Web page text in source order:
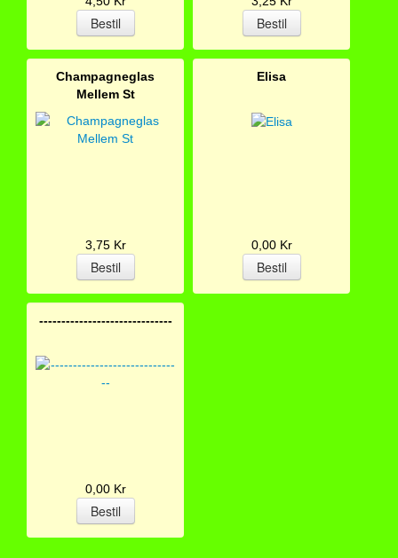
Champagneglas
Mellem St
3,75 Kr
Elisa
0,00 Kr
------------------------------
0,00 Kr